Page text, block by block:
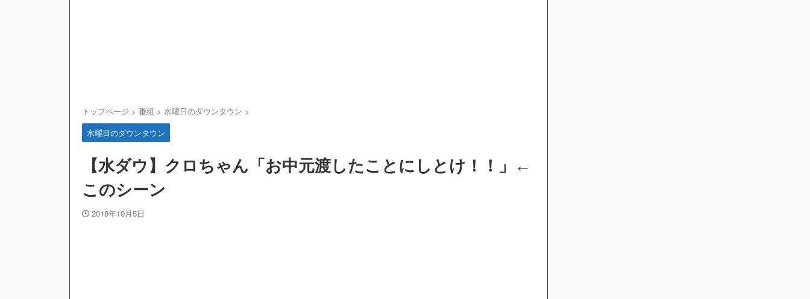
トップページ > 番組 > 水曜日のダウンタウン >
水曜日のダウンタウン
【水ダウ】クロちゃん「お中元渡したことにしとけ！！」←
このシーン
2018年10月5日